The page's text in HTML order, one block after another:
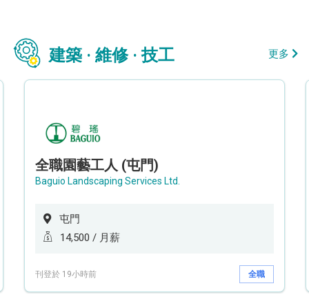
建築 · 維修 · 技工 更多
全職園藝工人 (屯門)
Baguio Landscaping Services Ltd.
屯門
14,500 / 月薪
刊登於 19小時前 全職